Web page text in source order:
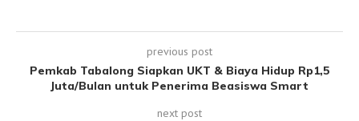
previous post
Pemkab Tabalong Siapkan UKT & Biaya Hidup Rp1,5
Juta/Bulan untuk Penerima Beasiswa Smart
next post